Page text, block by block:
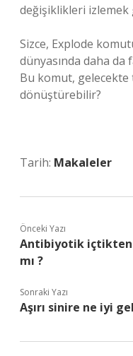
değişiklikleri izlemek
Sizce, Explode
dünyasında daha
Bu komut, gelecekte
dönüştürebilir?
Tarih: Makaleler
Önceki Yazı
Antibiyotik içtikten
mı ?
Sonraki Yazı
Aşırı sinire ne iyi